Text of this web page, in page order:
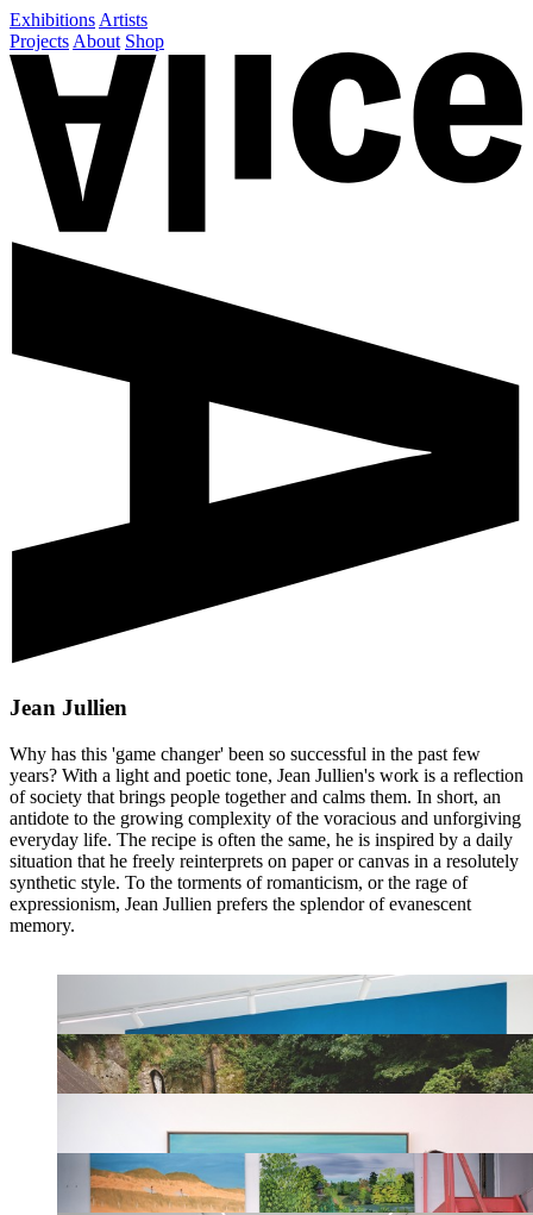
Exhibitions Artists
Projects About Shop
Jean Jullien
Why has this 'game changer' been so successful in the past few
years? With a light and poetic tone, Jean Jullien's work is a reflection
of society that brings people together and calms them. In short, an
antidote to the growing complexity of the voracious and unforgiving
everyday life. The recipe is often the same, he is inspired by a daily
situation that he freely reinterprets on paper or canvas in a resolutely
synthetic style. To the torments of romanticism, or the rage of
expressionism, Jean Jullien prefers the splendor of evanescent
memory.